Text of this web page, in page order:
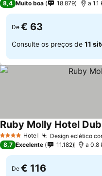
8,4 Muito boa 18.879 a
De € 63
Consulte os preços de 11
4 EstrelasHotel Design eclético
Ruby Molly Hotel
8,7 Excelente 11.182 a 0.8
De € 116